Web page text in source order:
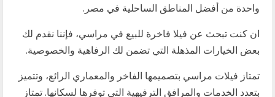
واحدة من أفضل المناطق الساحلية في مصر.
ان كنت تبحث عن فيلا فاخرة للبيع في مراسي، فإننا نقدم لك
بعض الخيارات المذهلة التي تضمن لك الرفاهية والخصوصية.
تمتاز فيلات مراسي بتصميمها الفاخر والمعماري الرائع، وتتميز
بتعدد الخدمات والمرافق الترفيهية التي توفرها لسكانها. تمتاز